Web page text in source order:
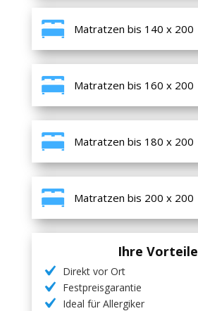
Matratzen bis 140 x 200
Matratzen bis 160 x 200
Matratzen bis 180 x 200
Matratzen bis 200 x 200
Ihre Vorteile
Direkt vor Ort
Festpreisgarantie
Ideal für Allergiker